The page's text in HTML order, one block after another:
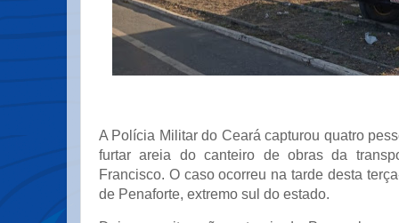
A Polícia Militar do Ceará capturou quatro
furtar areia do canteiro de obras da
Francisco. O caso ocorreu na tarde desta
de Penaforte, extremo sul do estado.